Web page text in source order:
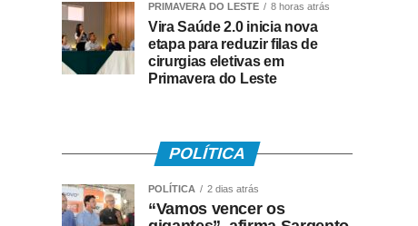
PRIMAVERA DO LESTE 8 horas atrás
Vira Saúde 2.0 inicia nova
etapa para reduzir filas de
cirurgias eletivas em
Primavera do Leste
POLÍTICA
POLÍTICA 2 dias atrás
“Vamos vencer os